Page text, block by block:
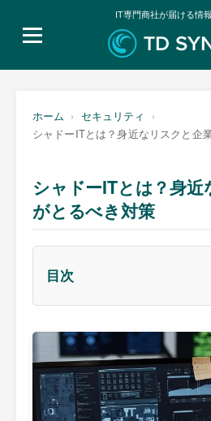
IT専門商社が届ける情
検
ホーム
セキュリティ
シャドーITとは？身近なリスクと企
シャドーITとは？身
がとるべき対策
目次